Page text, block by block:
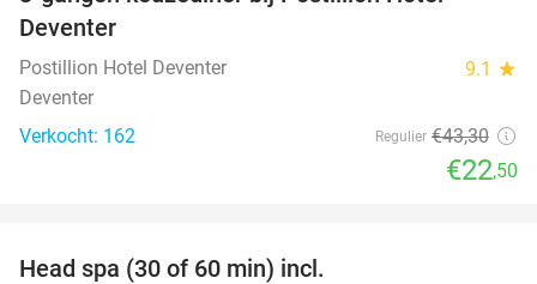
Deventer
Postillion Hotel Deventer 9.1 star
Deventer
Verkocht: 162
Regulier €43,30
€22,50
Head spa (30 of 60 min) incl.